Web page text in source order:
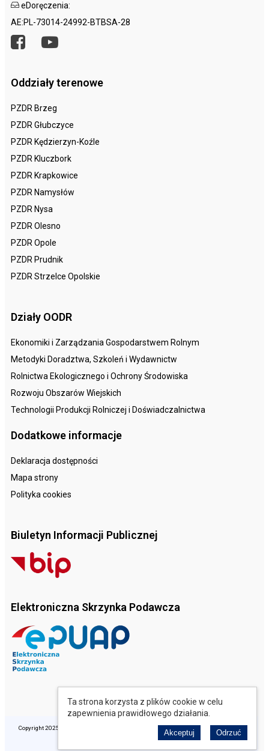
eDoręczenia:
AE:PL-73014-24992-BTBSA-28
Oddziały terenowe
PZDR Brzeg
PZDR Głubczyce
PZDR Kędzierzyn-Koźle
PZDR Kluczbork
PZDR Krapkowice
PZDR Namysłów
PZDR Nysa
PZDR Olesno
PZDR Opole
PZDR Prudnik
PZDR Strzelce Opolskie
Działy OODR
Ekonomiki i Zarządzania Gospodarstwem Rolnym
Metodyki Doradztwa, Szkoleń i Wydawnictw
Rolnictwa Ekologicznego i Ochrony Środowiska
Rozwoju Obszarów Wiejskich
Technologii Produkcji Rolniczej i Doświadczalnictwa
Dodatkowe informacje
Deklaracja dostępności
Mapa strony
Polityka cookies
Biuletyn Informacji Publicznej
Elektroniczna Skrzynka Podawcza
Copyright 2025 © Opolski Ośrodek Doradztwa Rolniczego. Wszelkie prawa zastrzeżone.
Realizacja: perfekcyjneStrony.pl
Ta strona korzysta z plików cookie w celu
zapewnienia prawidłowego działania.
Akceptuj Odrzuć